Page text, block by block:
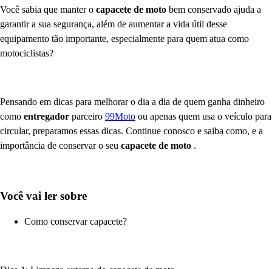
Você sabia que manter o capacete de moto bem conservado ajuda a
garantir a sua segurança, além de aumentar a vida útil desse
equipamento tão importante, especialmente para quem atua como
motociclistas?
Pensando em dicas para melhorar o dia a dia de quem ganha dinheiro
como entregador parceiro 99Moto ou apenas quem usa o veículo para
circular, preparamos essas dicas. Continue conosco e saiba como, e a
importância de conservar o seu capacete de moto .
Você vai ler sobre
Como conservar capacete?